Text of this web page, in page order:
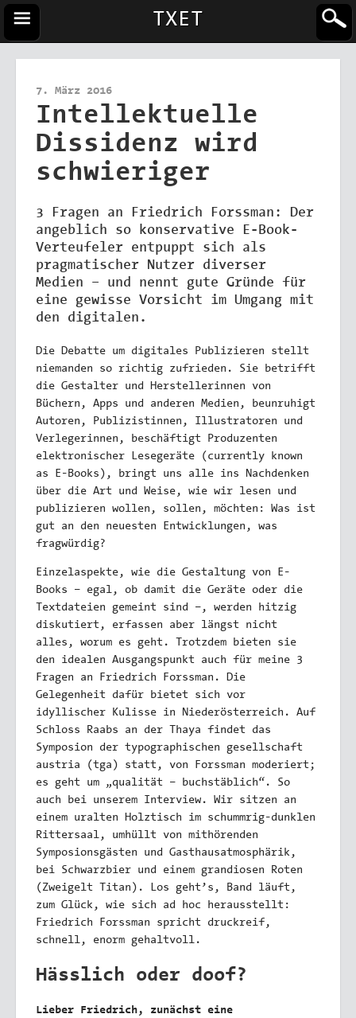
TXET
7. März 2016
Intellektuelle
Dissidenz wird
schwieriger
3 Fragen an Friedrich Forssman: Der
angeblich so konservative E-Book-
Verteufeler entpuppt sich als
pragmatischer Nutzer diverser
Medien – und nennt gute Gründe für
eine gewisse Vorsicht im Umgang mit
den digitalen.
Die Debatte um digitales Publizieren stellt
niemanden so richtig zufrieden. Sie betrifft
die Gestalter und Herstellerinnen von
Büchern, Apps und anderen Medien, beunruhigt
Autoren, Publizistinnen, Illustratoren und
Verlegerinnen, beschäftigt Produzenten
elektronischer Lesegeräte (currently known
as E-Books), bringt uns alle ins Nachdenken
über die Art und Weise, wie wir lesen und
publizieren wollen, sollen, möchten: Was ist
gut an den neuesten Entwicklungen, was
fragwürdig?
Einzelaspekte, wie die Gestaltung von E-
Books – egal, ob damit die Geräte oder die
Textdateien gemeint sind –, werden hitzig
diskutiert, erfassen aber längst nicht
alles, worum es geht. Trotzdem bieten sie
den idealen Ausgangspunkt auch für meine 3
Fragen an Friedrich Forssman. Die
Gelegenheit dafür bietet sich vor
idyllischer Kulisse in Niederösterreich. Auf
Schloss Raabs an der Thaya findet das
Symposion der typographischen gesellschaft
austria (tga) statt, von Forssman moderiert;
es geht um „qualität – buchstäblich“. So
auch bei unserem Interview. Wir sitzen an
einem uralten Holztisch im schummrig-dunklen
Rittersaal, umhüllt von mithörenden
Symposionsgästen und Gasthausatmosphärik,
bei Schwarzbier und einem grandiosen Roten
(Zweigelt Titan). Los geht’s, Band läuft,
zum Glück, wie sich ad hoc herausstellt:
Friedrich Forssman spricht druckreif,
schnell, enorm gehaltvoll.
Hässlich oder doof?
Lieber Friedrich, zunächst eine